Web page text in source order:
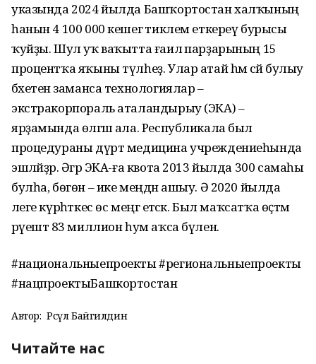
указында 2024 йылда Башҡортостан халҡының
һанын 4 100 000 кешегә тиклем еткереү бурысы
ҡуйҙы. Шул уҡ ваҡытта ғаилә парҙарының 15
процентҡа яҡыны түлһеҙ. Улар атай һәм әсәй булыу
бәхетенә заманса технологиялар –
экстракорпораль аталандырыу (ЭКА) –
ярҙамында өлгәшә ала. Республикала был
процедураны дүрт медицина учреждениеһында
эшләйҙәр. Әгәр ЭКА-ға квота 2013 йылда 300 самаһы
булһа, бөгөн – ике меңдән ашыу. Ә 2020 йылда
әлеге күрһәткес өс меңгә етәсәк. Был маҡсатҡа өҫтәмә
рәүештә 83 миллион һум аҡса бүленә.
#национальныепроекты #региональныепроекты
#нацпроектыБашкортостан
Автор: Рәсүл Байгилдин
Читайте нас